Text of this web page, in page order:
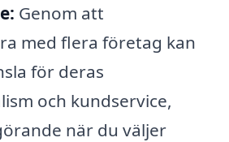
Genom att
med flera företag kan
för deras
och kundservice,
när du väljer